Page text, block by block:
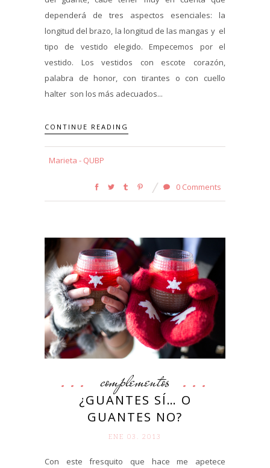
dependerá de tres aspectos esenciales: la
longitud del brazo, la longitud de las mangas y el
tipo de vestido elegido. Empecemos por el
vestido. Los vestidos con escote corazón,
palabra de honor, con tirantes o con cuello
halter son los más adecuados...
CONTINUE READING
Marieta - QUBP
0 Comments
complementos
¿GUANTES SÍ… O
GUANTES NO?
ENE 03. 2013
Con este fresquito que hace me apetece